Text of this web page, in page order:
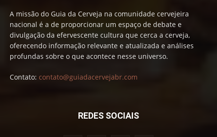
A missão do Guia da Cerveja na comunidade cervejeira
nacional é a de proporcionar um espaço de debate e
divulgação da efervescente cultura que cerca a cerveja,
oferecendo informação relevante e atualizada e análises
profundas sobre o que acontece nesse universo.
Contato: contato@guiadacervejabr.com
REDES SOCIAIS